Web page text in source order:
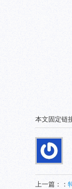
本文固定链
上一篇：：